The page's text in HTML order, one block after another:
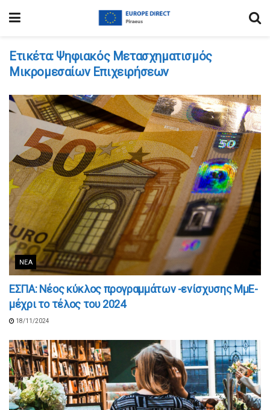
Ετικέτα: Ψηφιακός Μετασχηματισμός
Μικρομεσαίων Επιχειρήσεων
ΝΈΑ
ΕΣΠΑ: Νέος κύκλος προγραμμάτων -ενίσχυσης ΜμE-
μέχρι το τέλος του 2024
18/11/2024